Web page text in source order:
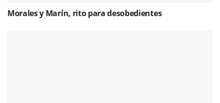
Morales y Marín, rito para desobedientes